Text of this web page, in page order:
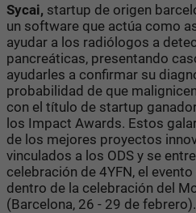
Sycai, startup de origen
un software que actúa como
ayudar a los radiólogos a
pancreáticas, presentando
ayudarles a confirmar su
probabilidad de que
con el título de startup
los Impact Awards. Estos
de los mejores proyectos
vinculados a los ODS y se
celebración de 4YFN, el
dentro de la celebración del
(Barcelona, 26 - 29 de febrero).